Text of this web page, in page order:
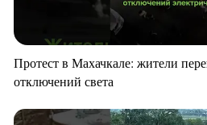
Протест в Махачкале: жители
отключений света